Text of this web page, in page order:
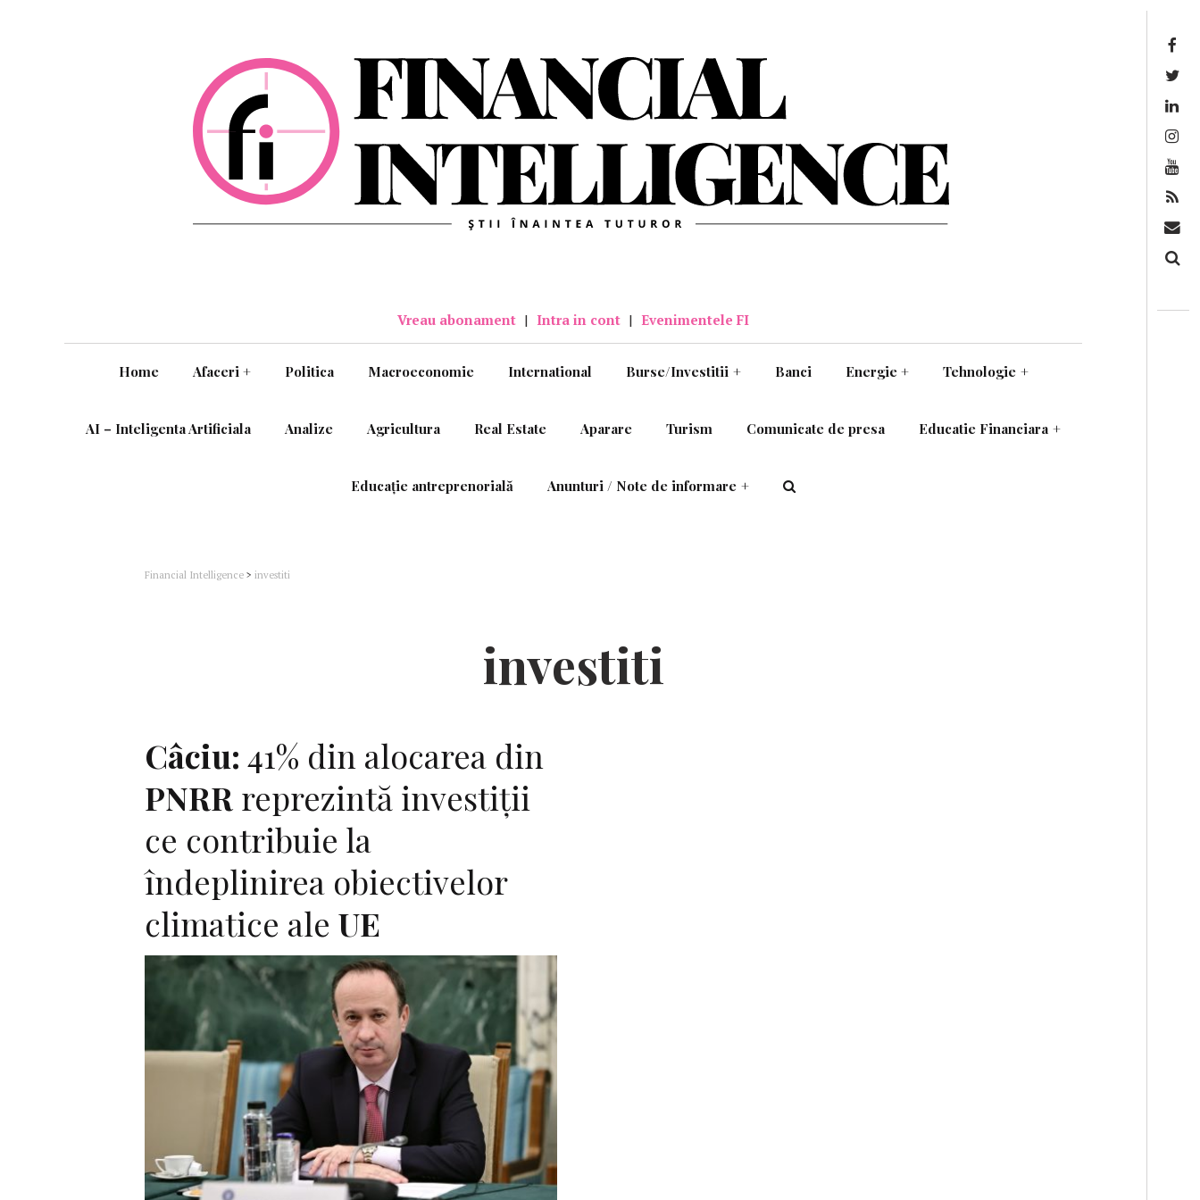
Vreau abonament | Intra in cont | Evenimentele FI
Home Afaceri + Politica Macroeconomie International Burse/Investitii + Banci Energie + Tehnologie +
AI – Inteligenta Artificiala Analize Agricultura Real Estate Aparare Turism Comunicate de presa Educatie Financiara +
Educație antreprenorială Anunturi / Note de informare +
Financial Intelligence > investiti
investiti
Câciu: 41% din alocarea din
PNRR reprezintă investiţii
ce contribuie la
îndeplinirea obiectivelor
climatice ale UE
F